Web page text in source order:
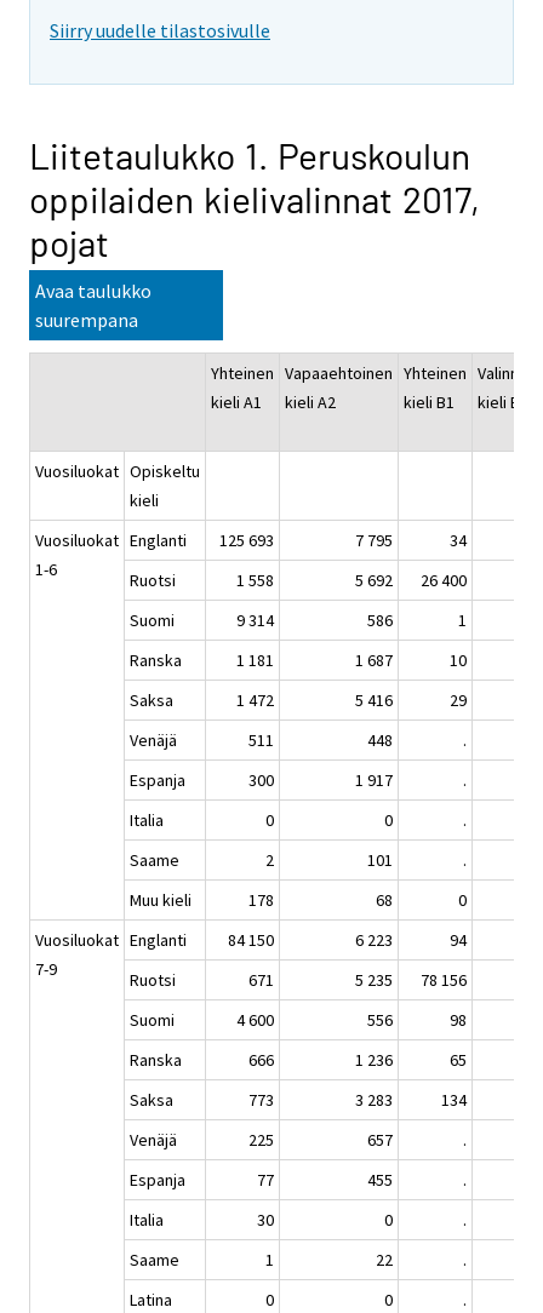
Siirry uudelle tilastosivulle
Liitetaulukko 1. Peruskoulun
oppilaiden kielivalinnat 2017,
pojat
Avaa taulukko
suurempana
Yhteinen
kieli A1
Vapaaehtoinen
kieli A2
Yhteinen
kieli B1
kieli B2
Vuosiluokat Opiskeltu
kieli
Vuosiluokat
1-6
Englanti 125 693 7 795
34
Ruotsi
1 558 5 692
26 400
Suomi
9 314 586
1
Ranska
1 181 1 687
10
Saksa
1 472 5 416
29
Venäjä
511 448
.
Espanja
300 1 917
.
Italia
0 0
.
Saame
2 101
.
Muu kieli
178 68
0
Vuosiluokat
7-9
Englanti 84 150 6 223 94
Ruotsi
671 5 235
78 156
Suomi
4 600 556
98
Ranska
666 1 236 65
Saksa
773 3 283 134
Venäjä
225 657 .
Espanja
77 455 .
Italia
30 0 .
Saame
1 22
.
Latina
0 0 .